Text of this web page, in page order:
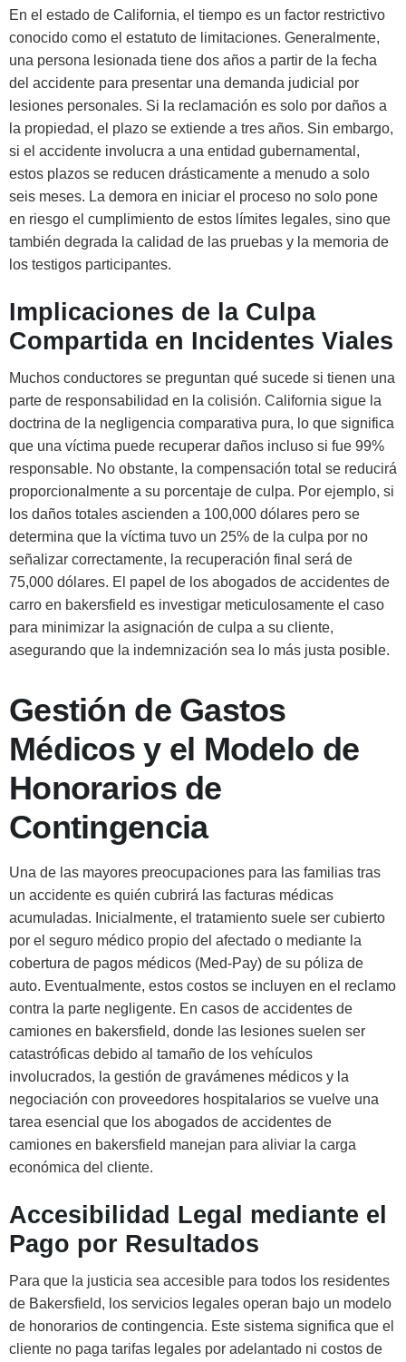
En el estado de California, el tiempo es un factor restrictivo
conocido como el estatuto de limitaciones. Generalmente,
una persona lesionada tiene dos años a partir de la fecha
del accidente para presentar una demanda judicial por
lesiones personales. Si la reclamación es solo por daños a
la propiedad, el plazo se extiende a tres años. Sin embargo,
si el accidente involucra a una entidad gubernamental,
estos plazos se reducen drásticamente a menudo a solo
seis meses. La demora en iniciar el proceso no solo pone
en riesgo el cumplimiento de estos límites legales, sino que
también degrada la calidad de las pruebas y la memoria de
los testigos participantes.
Implicaciones de la Culpa
Compartida en Incidentes Viales
Muchos conductores se preguntan qué sucede si tienen una
parte de responsabilidad en la colisión. California sigue la
doctrina de la negligencia comparativa pura, lo que significa
que una víctima puede recuperar daños incluso si fue 99%
responsable. No obstante, la compensación total se reducirá
proporcionalmente a su porcentaje de culpa. Por ejemplo, si
los daños totales ascienden a 100,000 dólares pero se
determina que la víctima tuvo un 25% de la culpa por no
señalizar correctamente, la recuperación final será de
75,000 dólares. El papel de los abogados de accidentes de
carro en bakersfield es investigar meticulosamente el caso
para minimizar la asignación de culpa a su cliente,
asegurando que la indemnización sea lo más justa posible.
Gestión de Gastos
Médicos y el Modelo de
Honorarios de
Contingencia
Una de las mayores preocupaciones para las familias tras
un accidente es quién cubrirá las facturas médicas
acumuladas. Inicialmente, el tratamiento suele ser cubierto
por el seguro médico propio del afectado o mediante la
cobertura de pagos médicos (Med-Pay) de su póliza de
auto. Eventualmente, estos costos se incluyen en el reclamo
contra la parte negligente. En casos de accidentes de
camiones en bakersfield, donde las lesiones suelen ser
catastróficas debido al tamaño de los vehículos
involucrados, la gestión de gravámenes médicos y la
negociación con proveedores hospitalarios se vuelve una
tarea esencial que los abogados de accidentes de
camiones en bakersfield manejan para aliviar la carga
económica del cliente.
Accesibilidad Legal mediante el
Pago por Resultados
Para que la justicia sea accesible para todos los residentes
de Bakersfield, los servicios legales operan bajo un modelo
de honorarios de contingencia. Este sistema significa que el
cliente no paga tarifas legales por adelantado ni costos de